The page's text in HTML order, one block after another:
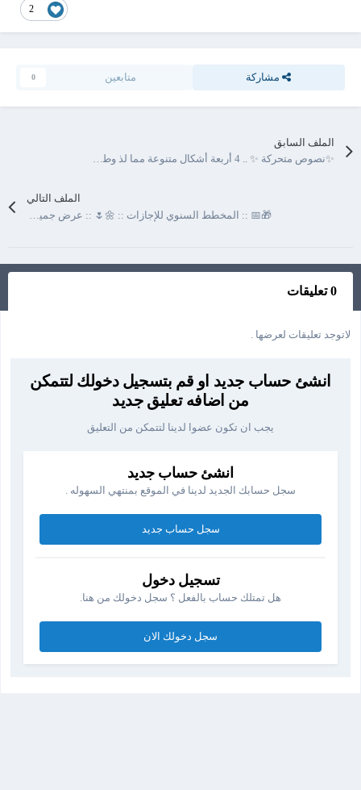
2
مشاركة متابعين 0
الملف السابق
✨نصوص متحركة ✨ .. 4 أربعة أشكال متنوعة مما لذ وطاب 😊👌
الملف التالي
0 تعليقات
لاتوجد تعليقات لعرضها .
انشئ حساب جديد او قم بتسجيل دخولك لتتمكن
من اضافه تعليق جديد
يجب ان تكون عضوا لدينا لتتمكن من التعليق
انشئ حساب جديد
سجل حسابك الجديد لدينا في الموقع بمنتهي السهوله .
سجل حساب جديد
تسجيل دخول
هل تمتلك حساب بالفعل ؟ سجل دخولك من هنا.
سجل دخولك الان